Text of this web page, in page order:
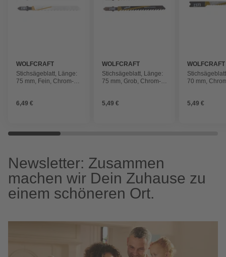
WOLFCRAFT
Stichsägeblatt, Länge:
75 mm, Fein, Chrom-
6,49 €
WOLFCRAFT
Stichsägeblatt, Länge:
75 mm, Grob, Chrom-
5,49 €
WOLFCRAFT
70 mm,
5,49 €
Newsletter: Zusammen
machen wir Dein Zuhause zu
einem schöneren Ort.